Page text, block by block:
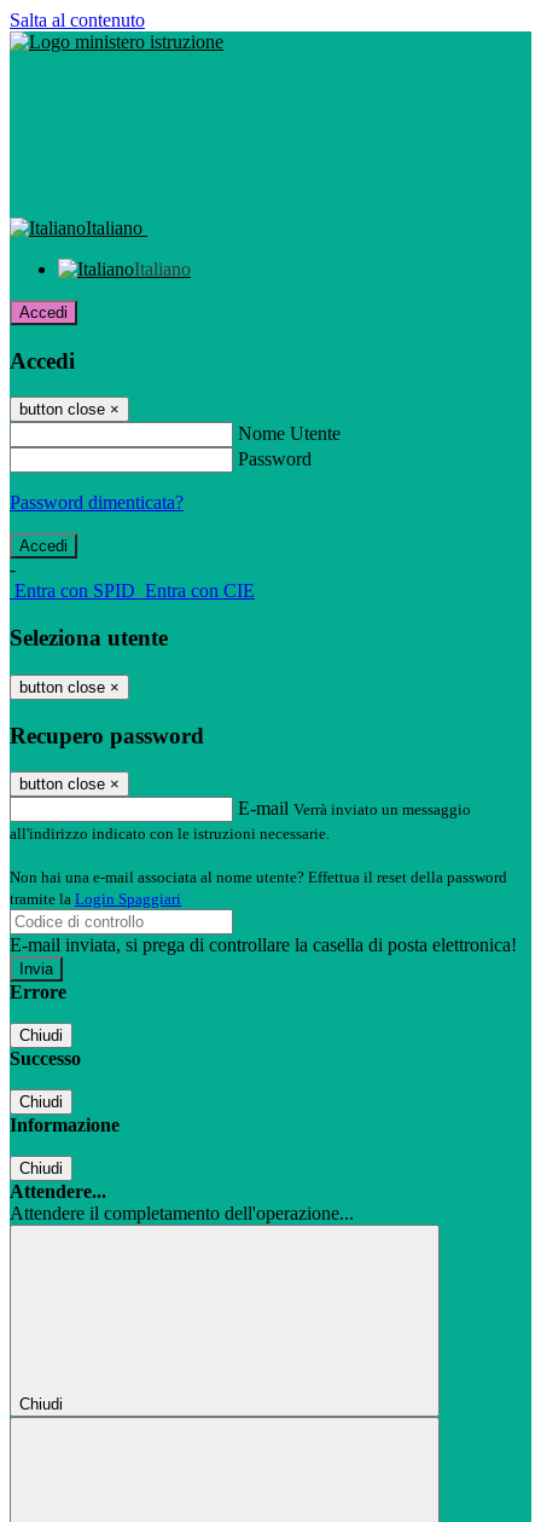
Salta al contenuto
Italiano
Italiano
Accedi
Accedi
button close ×
Nome Utente
Password
Password dimenticata?
-
Entra con SPID Entra con CIE
Seleziona utente
button close ×
Recupero password
button close ×
E-mail Verrà inviato un messaggio
all'indirizzo indicato con le istruzioni necessarie.
Non hai una e-mail associata al nome utente? Effettua il reset della password
tramite la Login Spaggiari
E-mail inviata, si prega di controllare la casella di posta elettronica!
Errore
Chiudi
Successo
Chiudi
Informazione
Chiudi
Attendere...
Attendere il completamento dell'operazione...
Chiudi